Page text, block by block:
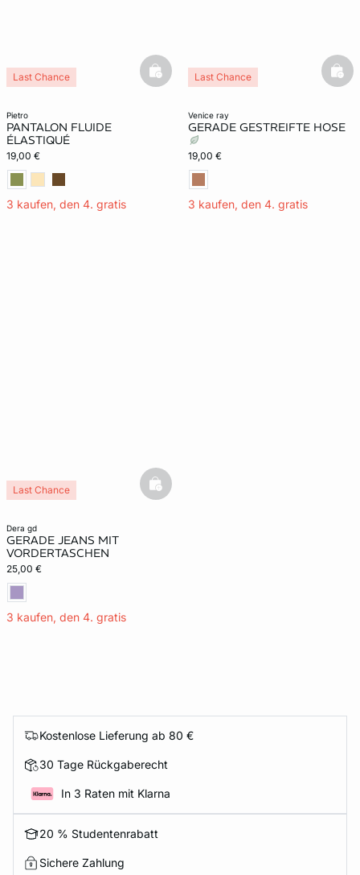
pietro
PANTALON FLUIDE
ÉLASTIQUÉ
19,00 €
3 kaufen, den 4. gratis
Last Chance basketfull
venice ray
GERADE GESTREIFTE HOSE
19,00 €
3 kaufen, den 4. gratis
Last Chance
dera gd
GERADE JEANS MIT
VORDERTASCHEN
25,00 €
3 kaufen, den 4. gratis
Last Chance basketfull
Kostenlose Lieferung ab 80 €
30 Tage Rückgaberecht
In 3 Raten mit Klarna
20 % Studentenrabatt
Sichere Zahlung